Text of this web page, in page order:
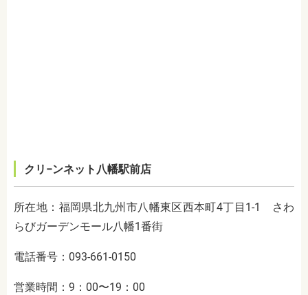
クリ−ンネット八幡駅前店
所在地：福岡県北九州市八幡東区西本町4丁目1-1 さわ
らびガーデンモール八幡1番街
電話番号：093-661-0150
営業時間：9：00〜19：00